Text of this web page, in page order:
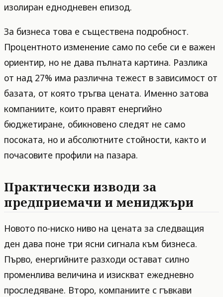
изолиран еднодневен епизод.
За бизнеса това е съществена подробност.
Процентното изменение само по себе си е важен
ориентир, но не дава пълната картина. Разлика
от над 27% има различна тежест в зависимост от
базата, от която тръгва цената. Именно затова
компаниите, които правят енергийно
бюджетиране, обикновено следят не само
посоката, но и абсолютните стойности, както и
почасовите профили на пазара.
Практически изводи за
предприемачи и мениджъри
Новото по-ниско ниво на цената за следващия
ден дава поне три ясни сигнала към бизнеса.
Първо, енергийните разходи остават силно
променлива величина и изискват ежедневно
проследяване. Второ, компаниите с гъвкави